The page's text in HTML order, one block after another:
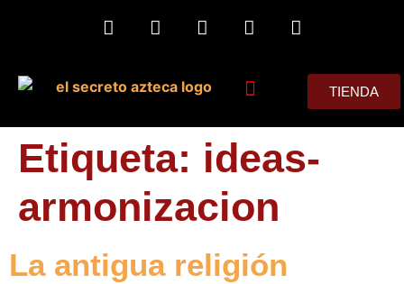
TIENDA
Etiqueta: ideas-
armonizacion
La antigua religión